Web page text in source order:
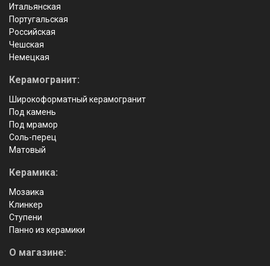
Итальянская
Португальская
Российская
Чешская
Немецкая
Керамогранит:
Широкоформатный керамогранит
Под камень
Под мрамор
Соль-перец
Матовый
Керамика:
Мозаика
Клинкер
Ступени
Панно из керамики
О магазине: